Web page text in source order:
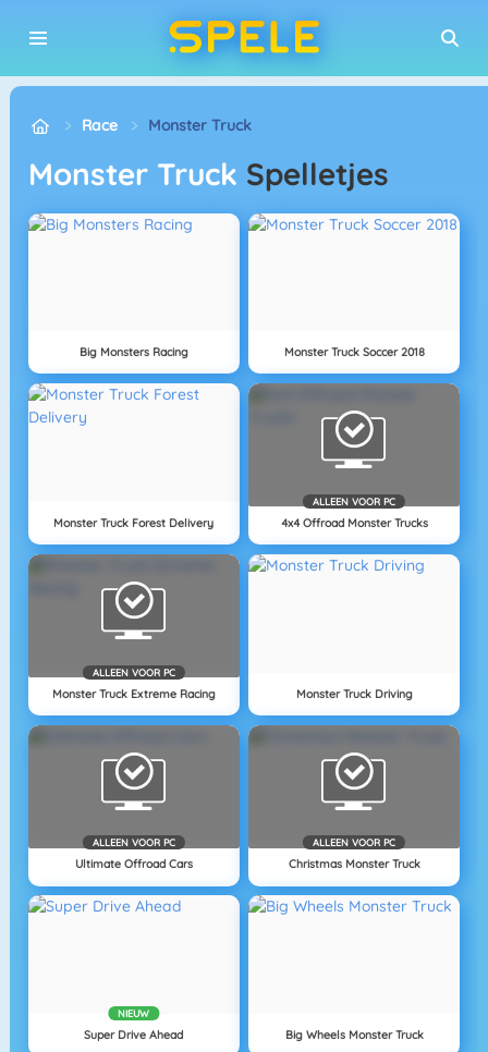
Race Monster Truck
Monster Truck Spelletjes
Big Monsters Racing Monster Truck Soccer 2018
Monster Truck Forest Delivery
ALLEEN VOOR PC
4x4 Offroad Monster Trucks
ALLEEN VOOR PC
Monster Truck Extreme Racing Monster Truck Driving
ALLEEN VOOR PC
Ultimate Offroad Cars
ALLEEN VOOR PC
Christmas Monster Truck
NIEUW
Super Drive Ahead Big Wheels Monster Truck